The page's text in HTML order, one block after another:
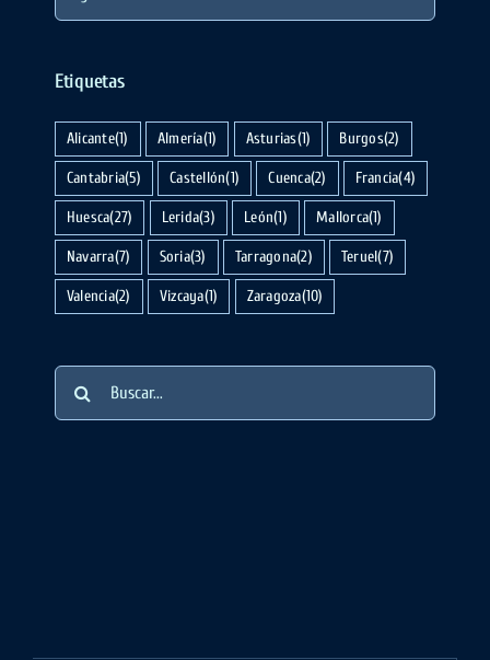
Etiquetas
Alicante(1) Almería(1) Asturias(1) Burgos(2)
Cantabria(5) Castellón(1) Cuenca(2) Francia(4)
Huesca(27) Lerida(3) León(1) Mallorca(1)
Navarra(7) Soria(3) Tarragona(2) Teruel(7)
Valencia(2) Vizcaya(1) Zaragoza(10)